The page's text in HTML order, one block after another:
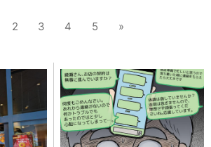
2 3 4 5 »